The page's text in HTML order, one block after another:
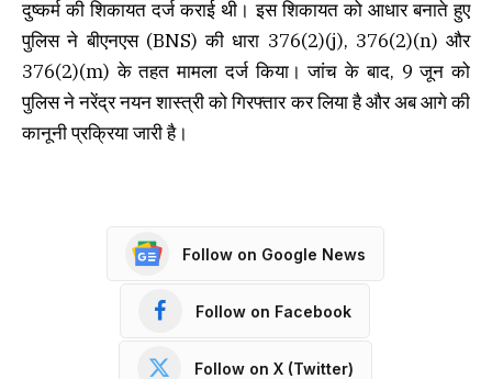
दुष्कर्म की शिकायत दर्ज कराई थी। इस शिकायत को आधार बनाते हुए
पुलिस ने बीएनएस (BNS) की धारा 376(2)(j), 376(2)(n) और
376(2)(m) के तहत मामला दर्ज किया। जांच के बाद, 9 जून को
पुलिस ने नरेंद्र नयन शास्त्री को गिरफ्तार कर लिया है और अब आगे की
कानूनी प्रक्रिया जारी है।
Follow on Google News
Follow on Facebook
Follow on X (Twitter)